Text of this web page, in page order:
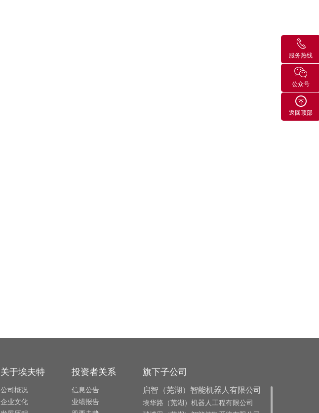
关于埃夫特
公司概况
企业文化
投资者关系
信息公告
业绩报告
旗下子公司
启智（芜湖）智能机器人有限公司
埃华路（芜湖）机器人工程有限公司
服务热线
公众号
返回顶部